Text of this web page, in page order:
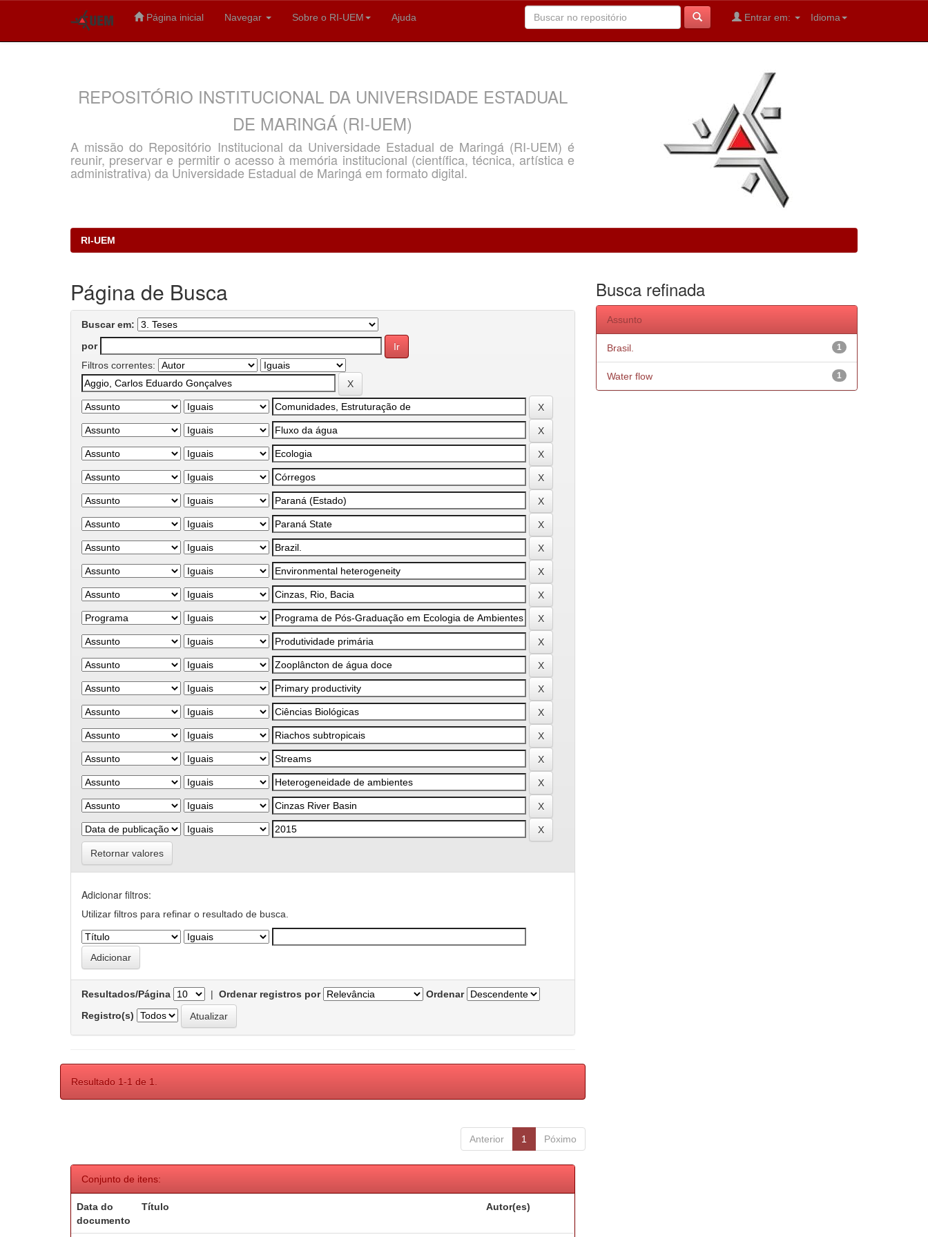
Página inicial Navegar Sobre o RI-UEM Ajuda Idioma
Entrar em:
REPOSITÓRIO INSTITUCIONAL DA UNIVERSIDADE ESTADUAL
DE MARINGÁ (RI-UEM)
A missão do Repositório Institucional da Universidade Estadual de Maringá (RI-UEM) é
reunir, preservar e permitir o acesso à memória institucional (científica, técnica, artística e
administrativa) da Universidade Estadual de Maringá em formato digital.
RI-UEM
Página de Busca
Buscar em:
por
Filtros correntes:
Retornar valores
Adicionar filtros:
Utilizar filtros para refinar o resultado de busca.
Resultados/Página | Ordenar registros por
Ordenar
Registro(s)
Resultado 1-1 de 1.
Anterior 1 Póximo
Conjunto de itens:
Data do
documento
Título Autor(es)
Busca refinada
Assunto
1
Brasil.
1
Water flow